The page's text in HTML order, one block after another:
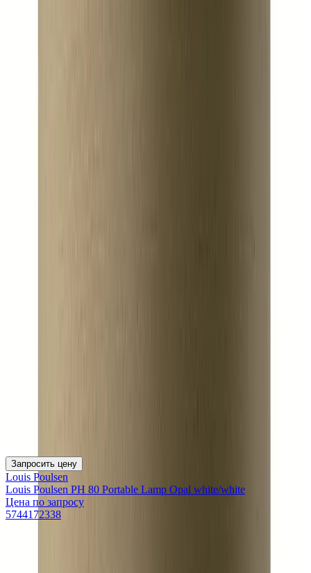
Запросить цену
Louis Poulsen
Louis Poulsen PH 80 Portable Lamp Opal white/white
Цена по запросу
5744172338